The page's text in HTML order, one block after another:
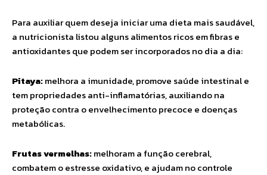
Para auxiliar quem deseja iniciar uma dieta mais saudável,
a nutricionista listou alguns alimentos ricos em fibras e
antioxidantes que podem ser incorporados no dia a dia:
Pitaya:melhora a imunidade, promove saúde intestinal e
tem propriedades anti-inflamatórias, auxiliando na
proteção contra o envelhecimento precoce e doenças
metabólicas.
Frutas vermelhas:melhoram a função cerebral,
combatem o estresse oxidativo, e ajudam no controle